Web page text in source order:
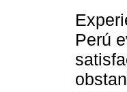
Perú